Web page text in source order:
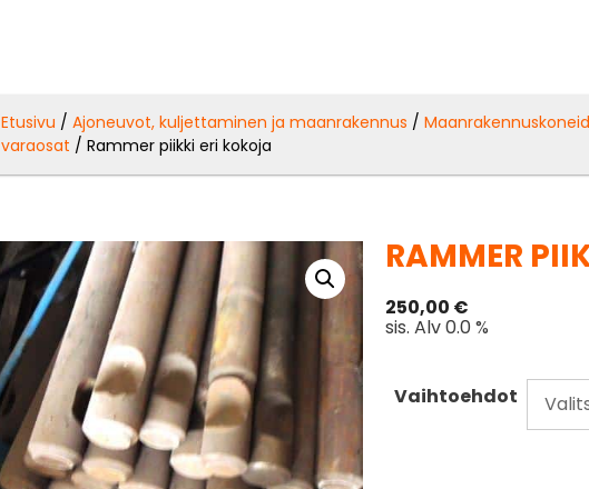
Etusivu /Ajoneuvot, kuljettaminen ja maanrakennus /
varaosat / Rammer piikki eri kokoja
RAMMER
250,00 €
sis. Alv 0.0 %
Vaihtoehdot